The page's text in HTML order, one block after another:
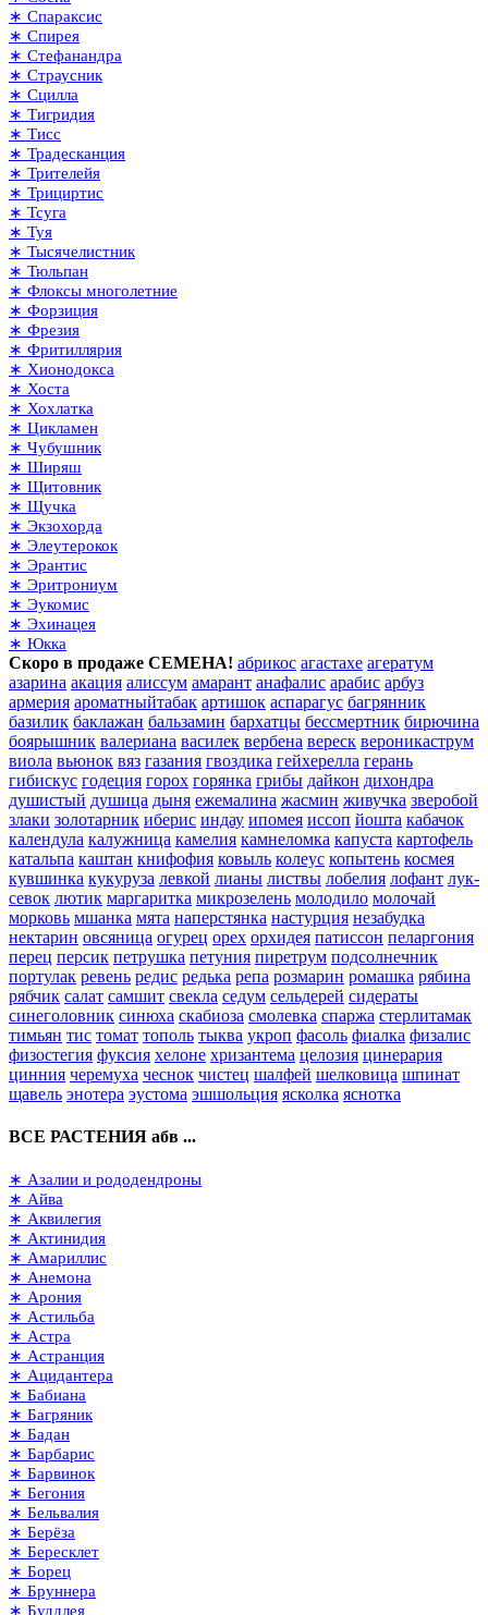
∗ Спараксис
∗ Спирея
∗ Стефанандра
∗ Страусник
∗ Сцилла
∗ Тигридия
∗ Тисс
∗ Традесканция
∗ Трителейя
∗ Трициртис
∗ Тсуга
∗ Туя
∗ Тысячелистник
∗ Тюльпан
∗ Флоксы многолетние
∗ Форзиция
∗ Фрезия
∗ Фритиллярия
∗ Хионодокса
∗ Хоста
∗ Хохлатка
∗ Цикламен
∗ Чубушник
∗ Ширяш
∗ Щитовник
∗ Щучка
∗ Экзохорда
∗ Элеутерокок
∗ Эрантис
∗ Эритрониум
∗ Эукомис
∗ Эхинацея
∗ Юкка
Скоро в продаже СЕМЕНА! абрикос агастахе агератум
азарина акация алиссум амарант анафалис арабис арбуз
армерия ароматныйтабак артишок аспарагус багрянник
базилик баклажан бальзамин бархатцы бессмертник бирючина
боярышник валериана василек вербена вереск вероникаструм
виола вьюнок вяз газания гвоздика гейхерелла герань
гибискус годеция горох горянка грибы дайкон дихондра
душистый душица дыня ежемалина жасмин живучка зверобой
злаки золотарник иберис индау ипомея иссоп йошта кабачок
календула калужница камелия камнеломка капуста картофель
катальпа каштан книфофия ковыль колеус копытень космея
кувшинка кукуруза левкой лианы листвы лобелия лофант лук-
севок лютик маргаритка микрозелень молодило молочай
морковь мшанка мята наперстянка настурция незабудка
нектарин овсяница огурец орех орхидея патиссон пеларгония
перец персик петрушка петуния пиретрум подсолнечник
портулак ревень редис редька репа розмарин ромашка рябина
рябчик салат самшит свекла седум сельдерей сидераты
синеголовник синюха скабиоза смолевка спаржа стерлитамак
тимьян тис томат тополь тыква укроп фасоль фиалка физалис
физостегия фуксия хелоне хризантема целозия цинерария
цинния черемуха чеснок чистец шалфей шелковица шпинат
щавель энотера эустома эшшольция ясколка яснотка
ВСЕ РАСТЕНИЯ абв ...
∗ Азалии и рододендроны
∗ Айва
∗ Аквилегия
∗ Актинидия
∗ Амариллис
∗ Анемона
∗ Арония
∗ Астильба
∗ Астра
∗ Астранция
∗ Ацидантера
∗ Бабиана
∗ Багряник
∗ Бадан
∗ Барбарис
∗ Барвинок
∗ Бегония
∗ Бельвалия
∗ Берёза
∗ Бересклет
∗ Борец
∗ Бруннера
∗ Буддлея